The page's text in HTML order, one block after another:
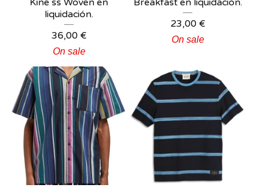
Kine ss Woven en
liquidación.
36,00 €
On sale
Breakfast en liquidación.
23,00 €
On sale